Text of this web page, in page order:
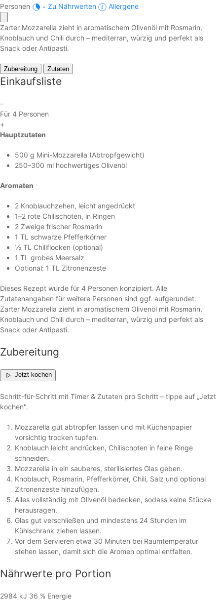
Personen Zu Nährwerten Allergene
Zarter Mozzarella zieht in aromatischem Olivenöl mit Rosmarin,
Knoblauch und Chili durch – mediterran, würzig und perfekt als
Snack oder Antipasti.
Zubereitung Zutaten
Einkaufsliste
–
Für 4 Personen
+
Hauptzutaten
500 g Mini-Mozzarella (Abtropfgewicht)
250–300 ml hochwertiges Olivenöl
Aromaten
2 Knoblauchzehen, leicht angedrückt
1–2 rote Chilischoten, in Ringen
2 Zweige frischer Rosmarin
1 TL schwarze Pfefferkörner
½ TL Chiliflocken (optional)
1 TL grobes Meersalz
Optional: 1 TL Zitronenzeste
Dieses Rezept wurde für 4 Personen konzipiert. Alle
Zutatenangaben für weitere Personen sind ggf. aufgerundet.
Zarter Mozzarella zieht in aromatischem Olivenöl mit Rosmarin,
Knoblauch und Chili durch – mediterran, würzig und perfekt als
Snack oder Antipasti.
Zubereitung
Jetzt kochen
Schritt-für-Schritt mit Timer & Zutaten pro Schritt – tippe auf „Jetzt
kochen".
Mozzarella gut abtropfen lassen und mit Küchenpapier
vorsichtig trocken tupfen.
Knoblauch leicht andrücken, Chilischoten in feine Ringe
schneiden.
Mozzarella in ein sauberes, sterilisiertes Glas geben.
Knoblauch, Rosmarin, Pfefferkörner, Chili, Salz und optional
Zitronenzeste hinzufügen.
Alles vollständig mit Olivenöl bedecken, sodass keine Stücke
herausragen.
Glas gut verschließen und mindestens 24 Stunden im
Kühlschrank ziehen lassen.
Vor dem Servieren etwa 30 Minuten bei Raumtemperatur
stehen lassen, damit sich die Aromen optimal entfalten.
Nährwerte pro Portion
2984 kJ 36 % Energie